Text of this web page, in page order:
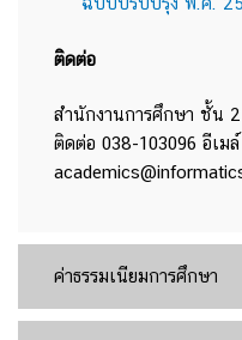
ติดต่อ
สำนักงานการศึกษา ชั้น
ติดต่อ 038-103096 อีเมล์
ค่าธรรมเนียมการศึกษา